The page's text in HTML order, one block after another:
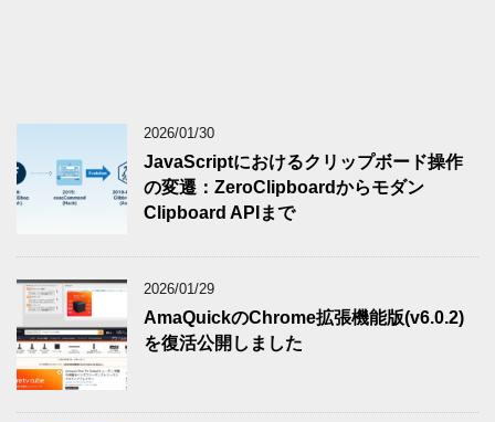
2026/01/30
JavaScriptにおけるクリップボード操作
の変遷：ZeroClipboardからモダン
Clipboard APIまで
2026/01/29
AmaQuickのChrome拡張機能版(v6.0.2)
を復活公開しました